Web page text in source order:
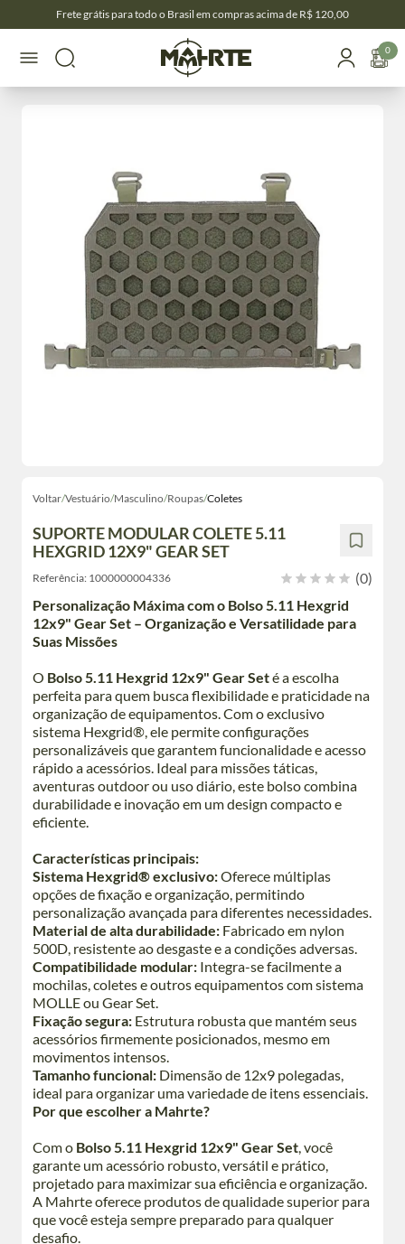
Frete grátis para todo o Brasil em compras acima de R$ 120,00
0
Voltar/Vestuário/Masculino/Roupas/Coletes
SUPORTE MODULAR COLETE 5.11
HEXGRID 12X9" GEAR SET
Referência: 1000000004336
(0)
Personalização Máxima com o Bolso 5.11 Hexgrid
12x9" Gear Set – Organização e Versatilidade para
Suas Missões
O Bolso 5.11 Hexgrid 12x9" Gear Seté a escolha
perfeita para quem busca flexibilidade e praticidade na
organização de equipamentos. Com o exclusivo
sistema Hexgrid®, ele permite configurações
personalizáveis que garantem funcionalidade e acesso
rápido a acessórios. Ideal para missões táticas,
aventuras outdoor ou uso diário, este bolso combina
durabilidade e inovação em um design compacto e
eficiente.
Características principais:
Sistema Hexgrid® exclusivo:Oferece múltiplas
opções de fixação e organização, permitindo
personalização avançada para diferentes necessidades.
Material de alta durabilidade: Fabricado em nylon
500D, resistente ao desgaste e a condições adversas.
Compatibilidade modular: Integra-se facilmente a
mochilas, coletes e outros equipamentos com sistema
MOLLE ou Gear Set.
Fixação segura: Estrutura robusta que mantém seus
acessórios firmemente posicionados, mesmo em
movimentos intensos.
Tamanho funcional: Dimensão de 12x9 polegadas,
ideal para organizar uma variedade de itens essenciais.
Por que escolher a Mahrte?
Com o Bolso 5.11 Hexgrid 12x9" Gear Set, você
garante um acessório robusto, versátil e prático,
projetado para maximizar sua eficiência e organização.
A Mahrte oferece produtos de qualidade superior para
que você esteja sempre preparado para qualquer
desafio.